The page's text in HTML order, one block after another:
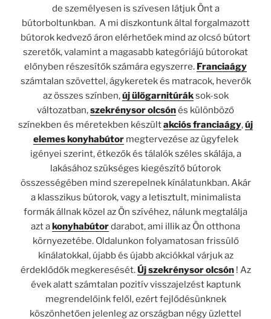
de személyesen is szívesen látjuk Önt a
bútorboltunkban. A mi diszkontunk által forgalmazott
bútorok kedvező áron elérhetőek mind az olcsó bútort
szeretők, valamint a magasabb kategóriájú bútorokat
előnyben részesítők számára egyszerre. Franciaágy
számtalan szövettel, ágykeretek és matracok, heverők
az összes színben,újülőgarnitúráksok-sok
változatban,szekrénysor olcsónés különböző
színekben és méretekben készültakciós franciaágy,új
elemes konyhabútormegtervezése az ügyfelek
igényei szerint, étkezők és tálalók széles skálája, a
lakásához szükséges kiegészítő bútorok
összességében mind szerepelnek kínálatunkban. Akár
a klasszikus bútorok, vagy a letisztult, minimalista
formák állnak közel az Ön szívéhez, nálunk megtalálja
azt akonyhabútordarabot, ami illik az Ön otthona
környezetébe. Oldalunkon folyamatosan frissülő
kínálatokkal, újabb és újabb akciókkal várjuk az
érdeklődők megkeresését.Új szekrénysor olcsón! Az
évek alatt számtalan pozitív visszajelzést kaptunk
megrendelőink felől, ezért fejlődésünknek
köszönhetően jelenleg az országban négy üzlettel